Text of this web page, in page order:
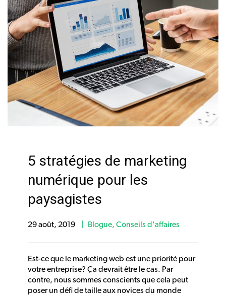
5 stratégies de marketing
numérique pour les
paysagistes
29 août, 2019 Blogue, Conseils d'affaires
Est-ce que le marketing web est une priorité pour
votre entreprise? Ça devrait être le cas. Par
contre, nous sommes conscients que cela peut
poser un défi de taille aux novices du monde